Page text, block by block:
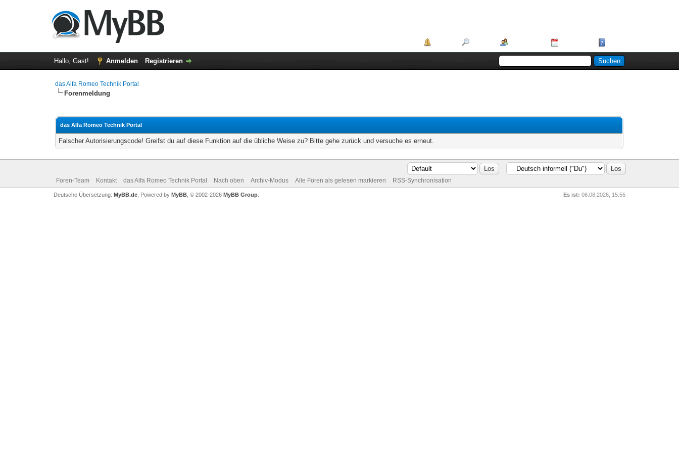
Hallo, Gast! Anmelden Registrieren
das Alfa Romeo Technik Portal
Forenmeldung
das Alfa Romeo Technik Portal
Falscher Autorisierungscode! Greifst du auf diese Funktion auf die übliche Weise zu? Bitte gehe zurück und versuche es erneut.
Foren-Team Kontakt das Alfa Romeo Technik Portal Nach oben Archiv-Modus Alle Foren als gelesen markieren RSS-Synchronisation
Es ist: 08.08.2026, 15:55
Deutsche Übersetzung: MyBB.de, Powered by MyBB, © 2002-2026 MyBB Group.